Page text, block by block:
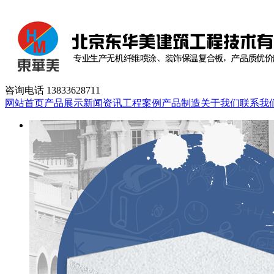
咨询电话 13833628711
网站首页产品展示新闻资讯工程案例 产品制造关于我们联系我